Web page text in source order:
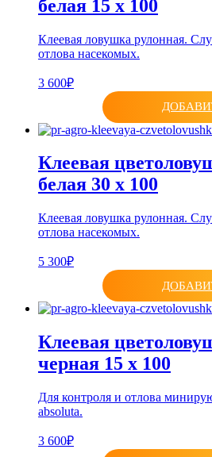
белая 15 х 100
Клеевая ловушка рулонная.
отлова насекомых.
3 600₽
Клеевая
белая 30 х 100
Клеевая ловушка рулонная.
отлова насекомых.
5 300₽
Клеевая
черная 15 х 100
Для контроля и отлова
absoluta.
3 600₽